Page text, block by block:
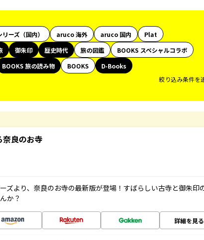
ーズ（国内） aruco 海外 aruco 国内
Plat
御朱印 歴史時代 旅の図鑑
BOOKS スペシャルコラボ
BOOKS 旅の読み物 BOOKS
D-Books
絞り込み条件を
良のお寺
ズより、奈良のお寺の最新版が登場！すばらしい古寺と御朱印
か？
詳細を見る